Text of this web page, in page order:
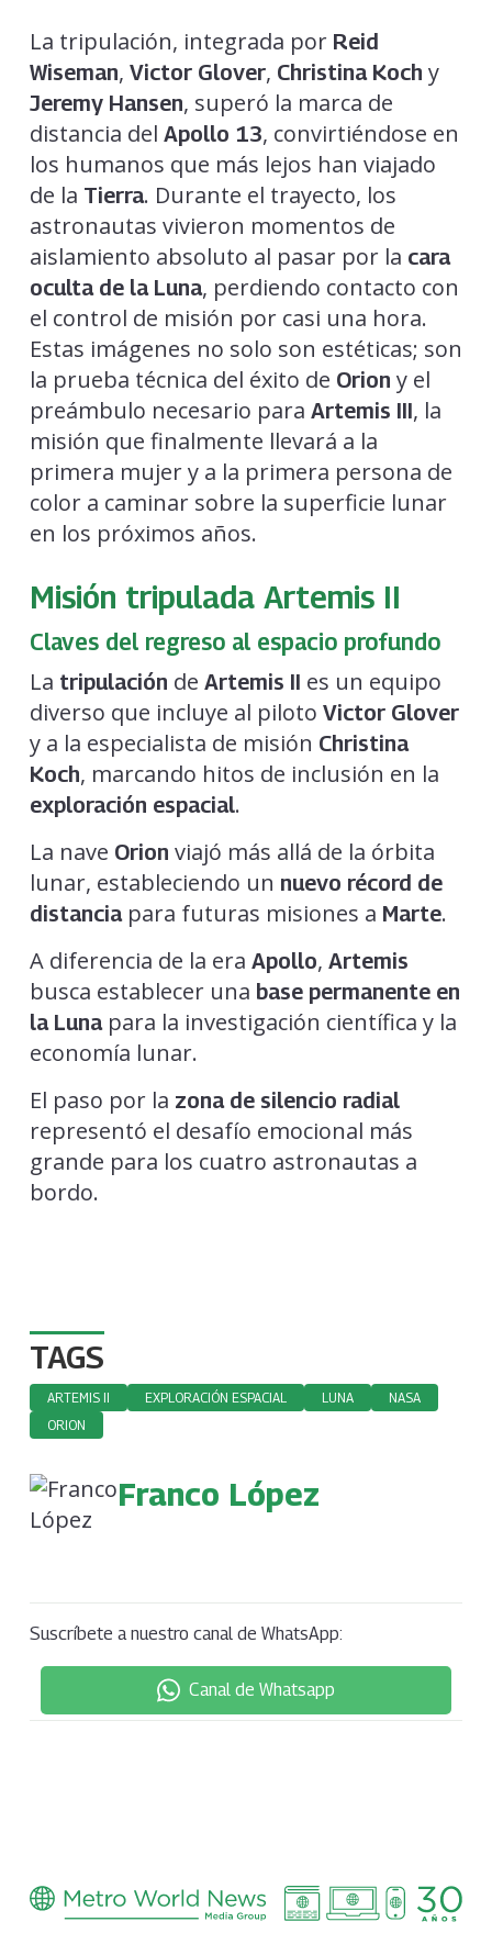
La tripulación, integrada por Reid
Wiseman, Victor Glover, Christina Koch y
Jeremy Hansen, superó la marca de
distancia del Apollo 13, convirtiéndose en
los humanos que más lejos han viajado
de la Tierra. Durante el trayecto, los
astronautas vivieron momentos de
aislamiento absoluto al pasar por la cara
oculta de la Luna, perdiendo contacto con
el control de misión por casi una hora.
Estas imágenes no solo son estéticas; son
la prueba técnica del éxito de Orion y el
preámbulo necesario para Artemis III, la
misión que finalmente llevará a la
primera mujer y a la primera persona de
color a caminar sobre la superficie lunar
en los próximos años.
Misión tripulada Artemis II
Claves del regreso al espacio profundo
La tripulación de Artemis II es un equipo
diverso que incluye al piloto Victor Glover
y a la especialista de misión Christina
Koch, marcando hitos de inclusión en la
exploración espacial.
La nave Orion viajó más allá de la órbita
lunar, estableciendo un nuevo récord de
distanciapara futuras misiones a Marte.
A diferencia de la era Apollo, Artemis
busca establecer una base permanente en
la Lunapara la investigación científica y la
economía lunar.
El paso por la zona de silencio radial
representó el desafío emocional más
grande para los cuatro astronautas a
bordo.
TAGS
ARTEMIS II EXPLORACIÓN ESPACIAL LUNA
NASA
ORION
Franco López
Suscríbete a nuestro canal de WhatsApp:
Canal de Whatsapp